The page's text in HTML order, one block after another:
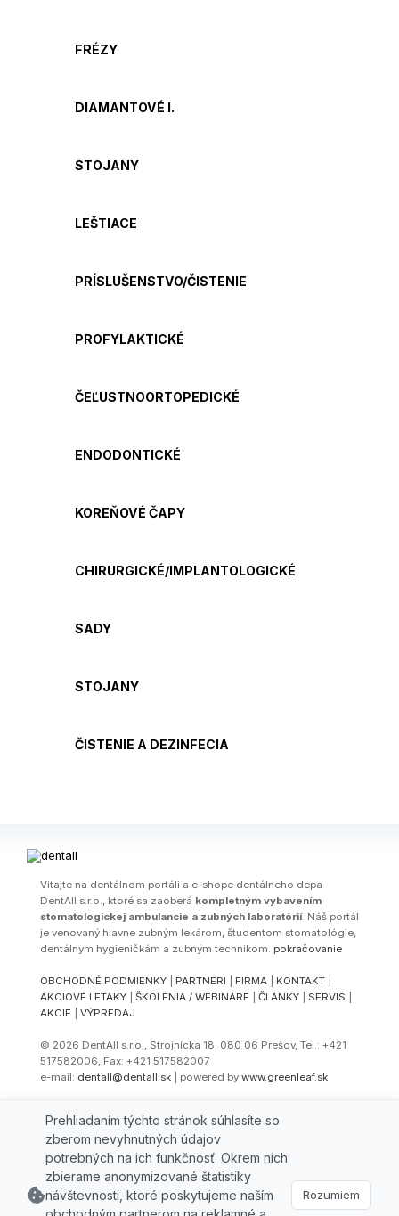
FRÉZY
DIAMANTOVÉ I.
STOJANY
LEŠTIACE
PRÍSLUŠENSTVO/ČISTENIE
PROFYLAKTICKÉ
ČEĽUSTNOORTOPEDICKÉ
ENDODONTICKÉ
KOREŇOVÉ ČAPY
CHIRURGICKÉ/IMPLANTOLOGICKÉ
SADY
STOJANY
ČISTENIE A DEZINFECIA
Vitajte na dentálnom portáli a e-shope dentálneho depa
DentAll s.r.o., ktoré sa zaoberá kompletným vybavením
stomatologickej ambulancie a zubných laboratórií. Náš portál
je venovaný hlavne zubným lekárom, študentom stomatológie,
dentálnym hygieničkám a zubným technikom. pokračovanie
OBCHODNÉ PODMIENKY PARTNERI FIRMA KONTAKT
AKCIOVÉ LETÁKY
ŠKOLENIA / WEBINÁRE ČLÁNKY SERVIS
AKCIE
VÝPREDAJ
© 2026 DentAll s.r.o., Strojnícka 18, 080 06 Prešov, Tel.: +421
517582006, Fax: +421 517582007
e-mail: dentall@dentall.sk | powered by www.greenleaf.sk
Select Language ▼
Prehliadaním týchto stránok súhlasíte so
zberom nevyhnutných údajov
potrebných na ich funkčnosť. Okrem nich
zbierame anonymizované štatistiky
návštevnosti, ktoré poskytujeme naším
Rozumiem